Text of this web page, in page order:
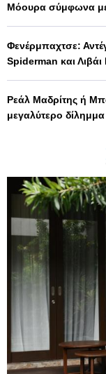
Μόουρα σύμφωνα
Φενέρμπαχτσε:
Spiderman και
Ρεάλ Μαδρίτης ή
μεγαλύτερο